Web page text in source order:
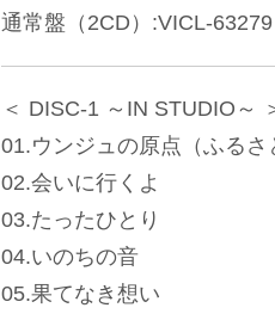
通常盤（2CD）:VICL-
＜ DISC-1 ～IN STUDIO～
01.ウンジュの原点（ふるさ
02.会いに行くよ
03.たったひとり
04.いのちの音
05.果てなき想い